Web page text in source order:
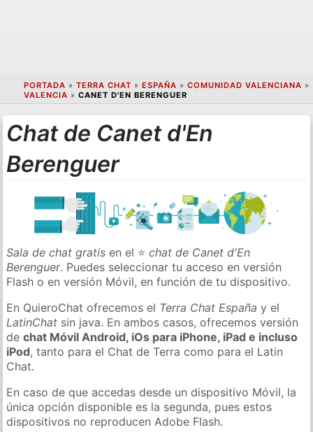
PORTADA » TERRA CHAT » ESPAÑA » COMUNIDAD VALENCIANA »
VALENCIA » CANET D'EN BERENGUER
Chat de Canet d'En
Berenguer
Sala de chat gratis en el ⭐chat de Canet d'En
Berenguer. Puedes seleccionar tu acceso en versión
Flash o en versión Móvil, en función de tu dispositivo.
En QuieroChat ofrecemos el Terra Chat España y el
LatinChat sin java. En ambos casos, ofrecemos versión
dechat Móvil Android, iOs para iPhone, iPad e incluso
iPod, tanto para el Chat de Terra como para el Latin
Chat.
En caso de que accedas desde un dispositivo Móvil, la
única opción disponible es la segunda, pues estos
dispositivos no reproducen Adobe Flash.